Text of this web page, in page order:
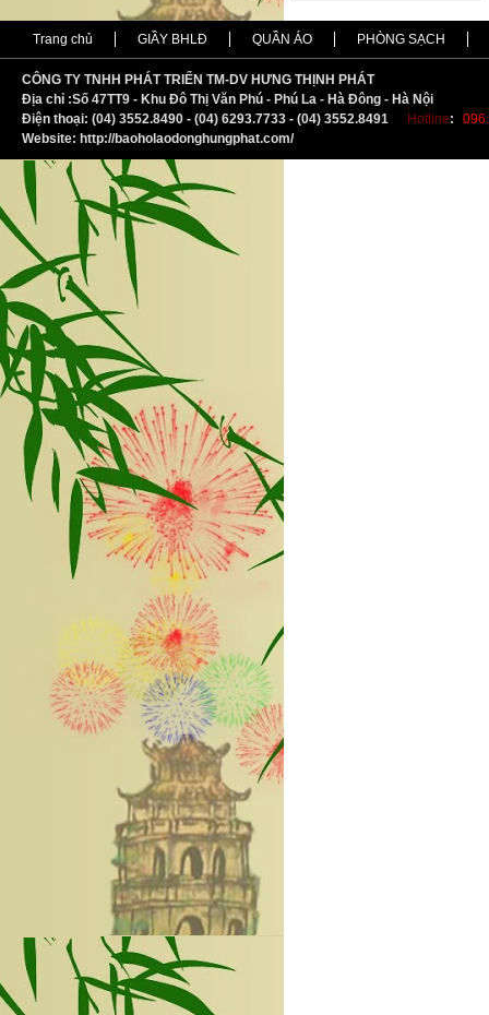
Trang chủ GIẦY BHLĐ QUẦN ÁO PHÒNG SẠCH
CÔNG TY TNHH PHÁT TRIỂN TM-DV HƯNG THỊNH PHÁT
Địa chỉ :Số 47TT9 - Khu Đô Thị Văn Phú - Phú La - Hà Đông - Hà Nội
Điện thoại: (04) 3552.8490 - (04) 6293.7733 - (04) 3552.8491
Hotline:
Website: http://baoholaodonghungphat.com/